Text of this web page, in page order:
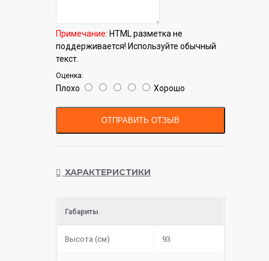
Примечание: HTML разметка не
поддерживается! Используйте обычный
текст.
Оценка:
Плохо Хорошо
ОТПРАВИТЬ ОТЗЫВ
ХАРАКТЕРИСТИКИ
Габариты
Высота (см) 93